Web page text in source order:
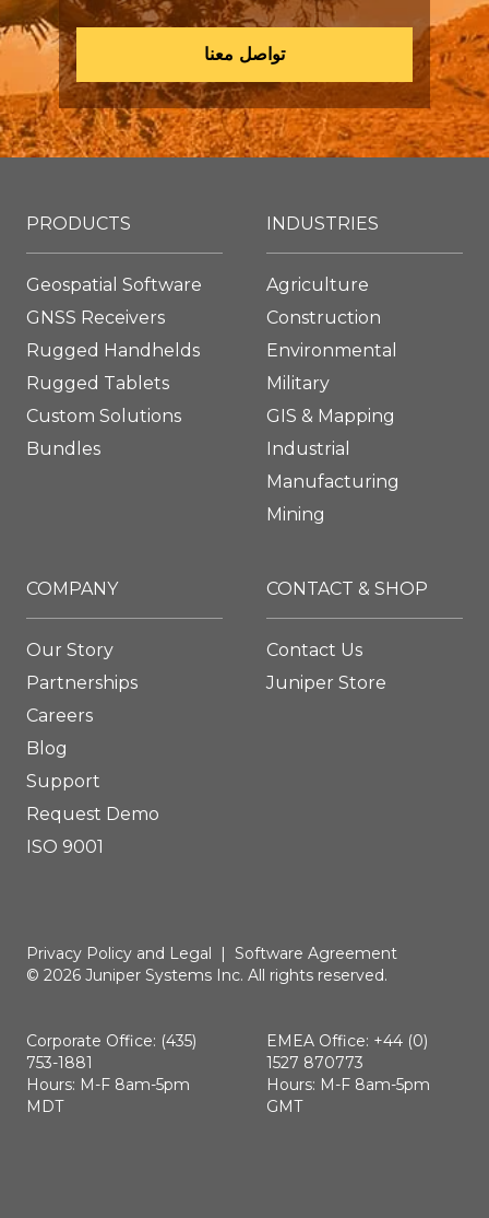
تواصل معنا
PRODUCTS
Geospatial Software
GNSS Receivers
Rugged Handhelds
Rugged Tablets
Custom Solutions
Bundles
INDUSTRIES
Agriculture
Construction
Environmental
Military
GIS & Mapping
Industrial
Manufacturing
Mining
COMPANY
Our Story
Partnerships
Careers
Blog
Support
Request Demo
ISO 9001
CONTACT & SHOP
Contact Us
Juniper Store
Privacy Policy and Legal | Software Agreement
© 2026 Juniper Systems Inc. All rights reserved.
Corporate Office: (435)
753-1881
Hours: M-F 8am-5pm
MDT
EMEA Office: +44 (0)
1527 870773
Hours: M-F 8am-5pm
GMT